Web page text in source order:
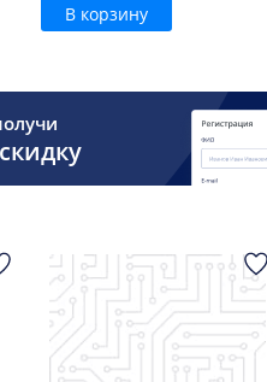
В корзину